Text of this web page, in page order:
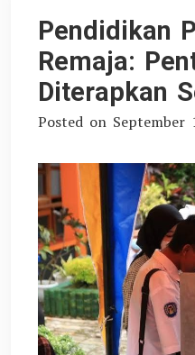
Pendidikan
Remaja:
Diterapkan
Posted on September